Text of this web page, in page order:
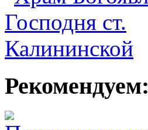
Рекомендуем: